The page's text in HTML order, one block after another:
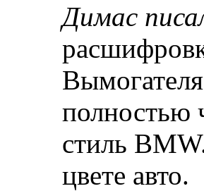
Димас
полностью
стиль
цвете авто.